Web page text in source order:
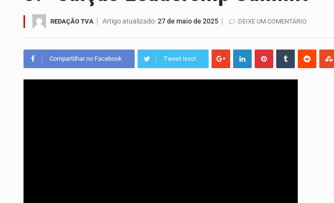
A campanha agrícola arrancou de forma lenta em Santiago. A
Arrancou esta segunda-feira a formação do primeiro Programa de
A Universidade de Cabo Verde passa a dispor de uma sala de apoio à
O programa LPA e Você, apresentado por Lilian Primo Albuquerque,
REDAÇÃO TVA Artigo atualizado:27 de maio de 2025 DEIXE UM COMENTÁRIO
Compartilhar no Facebook Tweet isso!